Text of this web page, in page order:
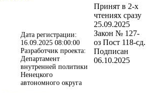
Дата регистрации:
16.09.2025 08:00:00
Разработчик проекта:
Департамент
внутренней политики
Ненецкого
автономного округа
Принят в 2-х
чтениях сразу
25.09.2025
Закон № 127-
оз Пост 118-сд.
Подписан
06.10.2025